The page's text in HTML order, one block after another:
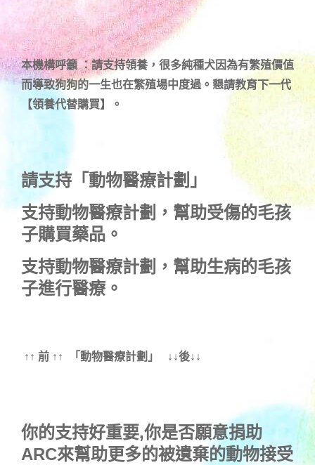
本機構呼籲 ：請支持領養，很多純種犬因為有繁殖價值
而導致狗狗的一生也在繁殖場中度過。懇請教育下一代
【領養代替購買】。
請支持「動物醫療計劃」
支持動物醫療計劃 ，幫助受傷的毛孩
子購買藥品。
支持動物醫療計劃 ，幫助生病的毛孩
子進行醫療。
↑↑ 前 ↑↑ 「動物醫療計劃」 ↓↓後↓↓
你的支持好重要,你是否願意捐助
ARC來幫助更多的被遺棄的動物接受